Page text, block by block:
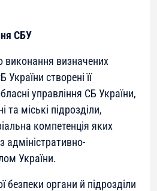
СБУ
визначених
створені її
управління СБ України,
та міські підрозділи,
компетенція яких
адміністративно-
України.
безпеки органи й підрозділи